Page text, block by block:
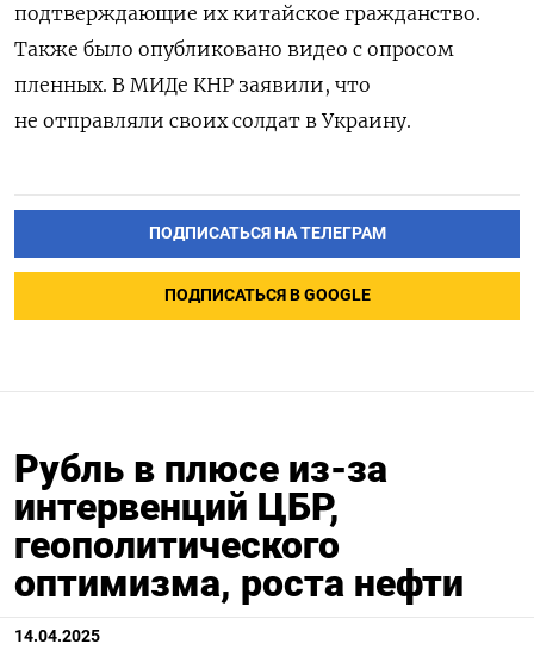
подтверждающие их китайское гражданство.
Также было опубликовано видео с опросом
пленных. В МИДе КНР заявили, что
не отправляли своих солдат в Украину.
ПОДПИСАТЬСЯ НА ТЕЛЕГРАМ
ПОДПИСАТЬСЯ В GOOGLE
Рубль в плюсе из-за
интервенций ЦБР,
геополитического
оптимизма, роста нефти
14.04.2025